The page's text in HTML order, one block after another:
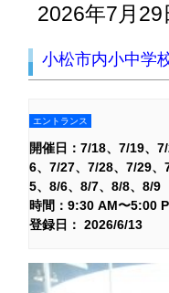
2026年7月29
小松市内小中学
エントランス
開催日：7/18 7/19
6
7/27 7/28 7/29
5
8/6 8/7 8/8
8/9
時間：9:30 AM〜5:00
登録日： 2026/6/13